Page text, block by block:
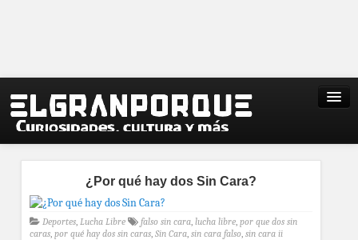
¿Por qué hay dos Sin Cara?
Deportes, Lucha Libre falso sin cara, lucha libre, por que dos sin
caras, por qué hay dos sin caras, Sin Cara, sin cara falso, sin cara ii